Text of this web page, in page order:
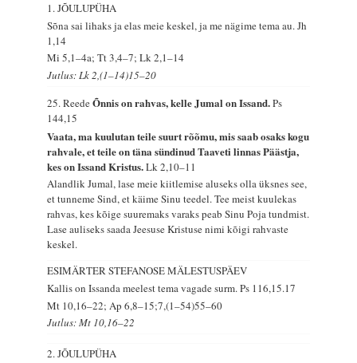
1. JÕULUPÜHA
Sõna sai lihaks ja elas meie keskel, ja me nägime tema au.Jh
1,14
Mi 5,1–4a; Tt 3,4–7; Lk 2,1–14
Jutlus: Lk 2,(1–14)15–20
25. ReedeÕnnis on rahvas, kelle Jumal on Issand.Ps
144,15
Vaata, ma kuulutan teile suurt rõõmu, mis saab osaks kogu
rahvale, et teile on täna sündinud Taaveti linnas Päästja,
kes on Issand Kristus.Lk 2,10–11
Alandlik Jumal, lase meie kiitlemise aluseks olla üksnes see,
et tunneme Sind, et käime Sinu teedel. Tee meist kuulekas
rahvas, kes kõige suuremaks varaks peab Sinu Poja tundmist.
Lase auliseks saada Jeesuse Kristuse nimi kõigi rahvaste
keskel.
ESIMÄRTER STEFANOSE MÄLESTUSPÄEV
Kallis on Issanda meelest tema vagade surm.Ps 116,15.17
Mt 10,16–22; Ap 6,8–15;7,(1–54)55–60
Jutlus: Mt 10,16–22
2. JÕULUPÜHA